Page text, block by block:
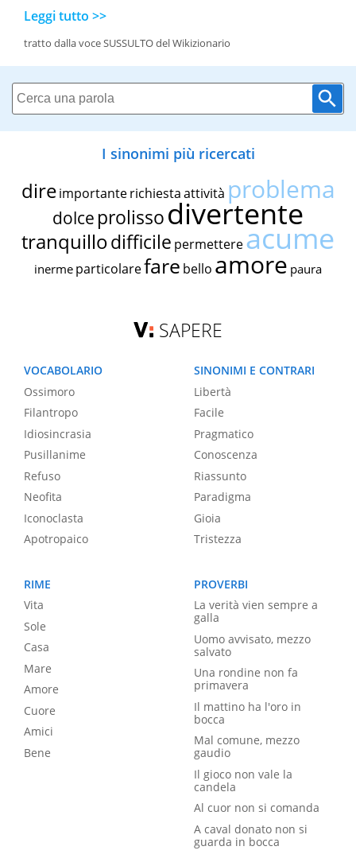
Leggi tutto >>
tratto dalla voce SUSSULTO del Wikizionario
I sinonimi più ricercati
dire importante richiestaattività problema
dolce prolissodivertente
tranquillodifficile permettereacume
inerme particolarefare bello amore paura
SAPERE
VOCABOLARIO
Ossimoro
Filantropo
Idiosincrasia
Pusillanime
Refuso
Neofita
Iconoclasta
Apotropaico
SINONIMI E CONTRARI
Libertà
Facile
Pragmatico
Conoscenza
Riassunto
Paradigma
Gioia
Tristezza
RIME
Vita
Sole
Casa
Mare
Amore
Cuore
Amici
Bene
PROVERBI
La verità vien sempre a
galla
Uomo avvisato, mezzo
salvato
Una rondine non fa
primavera
Il mattino ha l'oro in
bocca
Mal comune, mezzo
gaudio
Il gioco non vale la
candela
Al cuor non si comanda
A caval donato non si
guarda in bocca